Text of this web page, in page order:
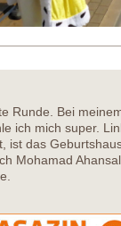
Runde. Bei
ich mich super.
ist das
Mohamad